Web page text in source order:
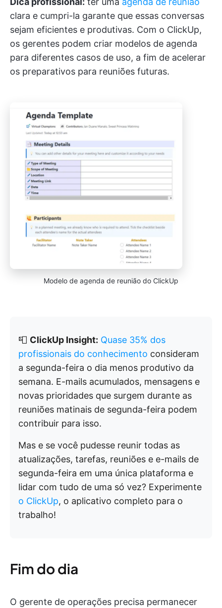
clara e cumpri-la garante que essas conversas
sejam eficientes e produtivas. Com o ClickUp,
os gerentes podem criar modelos de agenda
para diferentes casos de uso, a fim de acelerar
os preparativos para reuniões futuras.
Modelo de agenda de reunião do ClickUp
📮 ClickUp Insight: Quase 35% dos
profissionais do conhecimento consideram
a segunda-feira o dia menos produtivo da
semana. E-mails acumulados, mensagens e
novas prioridades que surgem durante as
reuniões matinais de segunda-feira podem
contribuir para isso.
Mas e se você pudesse reunir todas as
atualizações, tarefas, reuniões e e-mails de
segunda-feira em uma única plataforma e
lidar com tudo de uma só vez? Experimente
o ClickUp, o aplicativo completo para o
trabalho!
Fim do dia
O gerente de operações precisa permanecer